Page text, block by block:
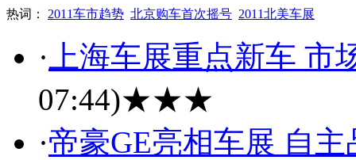
热词： 2011车市趋势 北京购车首次摇号 2011北美车展
· 上海车展重点新车
07:44)★★★
·帝豪GE亮相车展 自